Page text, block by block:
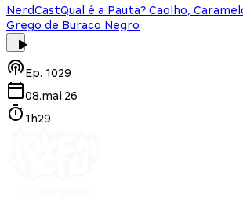
NerdCastQual é a Pauta? Caolho,
Grego de Buraco Negro
Ep. 1029
08.mai.26
1h29